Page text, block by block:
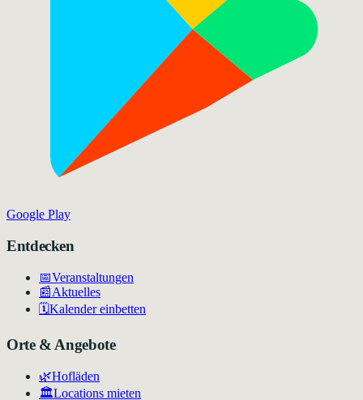
Google Play
Entdecken
📅Veranstaltungen
📰Aktuelles
🗓️Kalender einbetten
Orte & Angebote
🌿Hofläden
🏛️Locations mieten